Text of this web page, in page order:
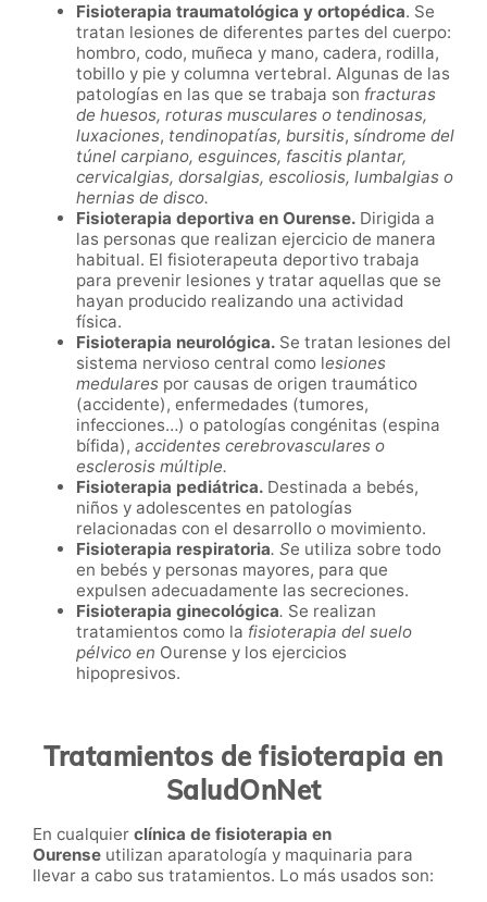
Fisioterapia traumatológica y ortopédica. Se
tratan lesiones de diferentes partes del cuerpo:
hombro, codo, muñeca y mano, cadera, rodilla,
tobillo y pie y columna vertebral. Algunas de las
patologías en las que se trabaja son fracturas
de huesos, roturas musculares o tendinosas,
luxaciones, tendinopatías, bursitis, síndrome del
túnel carpiano, esguinces, fascitis plantar,
cervicalgias, dorsalgias, escoliosis, lumbalgias o
hernias de disco.
Fisioterapia deportiva en Ourense. Dirigida a
las personas que realizan ejercicio de manera
habitual. El fisioterapeuta deportivo trabaja
para prevenir lesiones y tratar aquellas que se
hayan producido realizando una actividad
física.
Fisioterapia neurológica. Se tratan lesiones del
sistema nervioso central como lesiones
medulares por causas de origen traumático
(accidente), enfermedades (tumores,
infecciones…) o patologías congénitas (espina
bífida), accidentes cerebrovasculares o
esclerosis múltiple.
Fisioterapia pediátrica. Destinada a bebés,
niños y adolescentes en patologías
relacionadas con el desarrollo o movimiento.
Fisioterapia respiratoria. Se utiliza sobre todo
en bebés y personas mayores, para que
expulsen adecuadamente las secreciones.
Fisioterapia ginecológica. Se realizan
tratamientos como la fisioterapia del suelo
pélvico en Ourense y los ejercicios
hipopresivos.
Tratamientos de fisioterapia en
SaludOnNet
En cualquier clínica de fisioterapia en
Ourense utilizan aparatología y maquinaria para
llevar a cabo sus tratamientos. Lo más usados son: